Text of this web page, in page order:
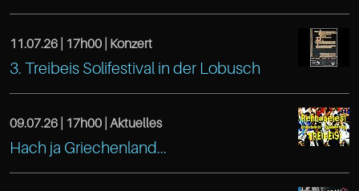
Hamburg
DE
Gaußstr.
25
Hamburg
Hamburg
DE
Café
Treibeis
Altona
11.07.26 | 17h00 | Konzert
3. Treibeis Solifestival in der Lobusch
https://www.facebook.com/
Café
Treibeis
Altona
09.07.26 | 17h00 | Aktuelles
Hach ja Griechenland...
https://www.facebook.com/
Café